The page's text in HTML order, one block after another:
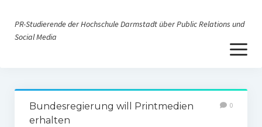
Nonprofit-PR
Corporate Weblogs
PR-Studierende der Hochschule Darmstadt über Public Relations und
Social Media
Menü
öffnen
Über uns
Impressum
Bundesregierung will Printmedien
erhalten
0